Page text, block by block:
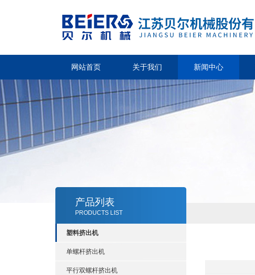
网站首页 关于我们 新闻中心
产品列表
PRODUCTS LIST
塑料挤出机
单螺杆挤出机
平行双螺杆挤出机